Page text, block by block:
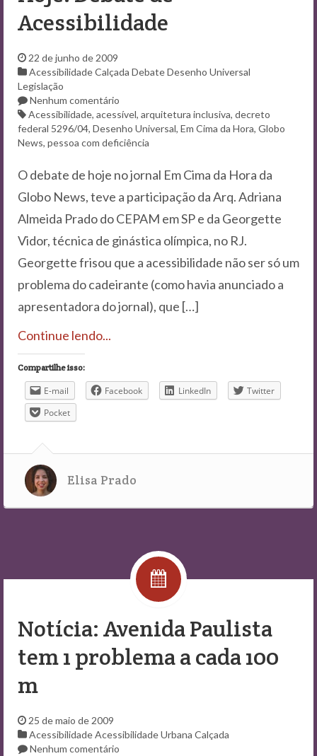
Acessibilidade
22 de junho de 2009
AcessibilidadeCalçada DebateDesenho Universal
Legislação
Nenhum comentário
Acessibilidade, acessível, arquitetura inclusiva, decreto
federal 5296/04, Desenho Universal, Em Cima da Hora, Globo
News, pessoa com deficiência
O debate de hoje no jornal Em Cima da Hora da
Globo News, teve a participação da Arq. Adriana
Almeida Prado do CEPAM em SP e da Georgette
Vidor, técnica de ginástica olímpica, no RJ.
Georgette frisou que a acessibilidade não ser só um
problema do cadeirante (como havia anunciado a
apresentadora do jornal), que […]
Continue lendo...
Compartilhe isso:
E-mail Facebook LinkedIn
Twitter
Pocket
Elisa Prado
Notícia: Avenida Paulista
tem 1 problema a cada 100
m
25 de maio de 2009
AcessibilidadeAcessibilidade Urbana Calçada
Nenhum comentário